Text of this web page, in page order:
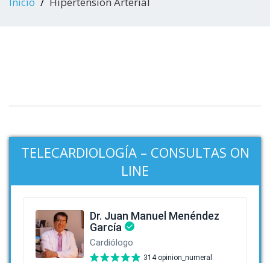
TELECARDIOLOGÍA – CONSULTAS ON
LINE